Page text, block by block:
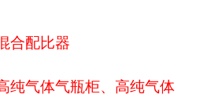
合配比器
气体气瓶柜、高纯气体